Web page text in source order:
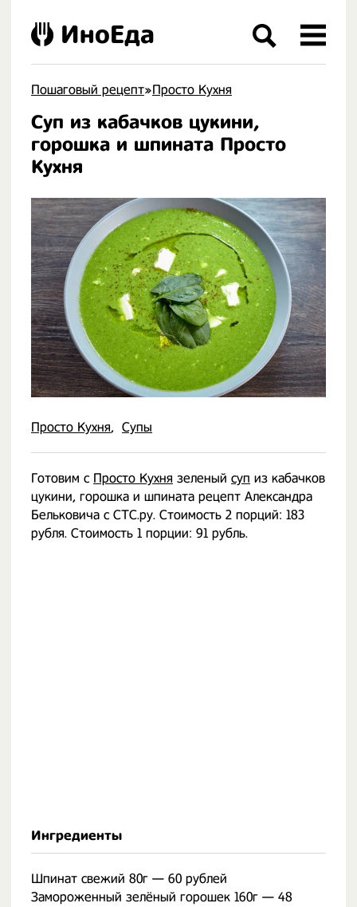
Пошаговый рецепт»Просто Кухня
Суп из кабачков цукини,
горошка и шпината Просто
Кухня
Просто Кухня Супы
Готовим с Просто Кухня зеленый суп из кабачков
цукини, горошка и шпината рецепт Александра
Бельковича с СТС.ру. Стоимость 2 порций: 183
рубля. Стоимость 1 порции: 91 рубль.
Ингредиенты
Шпинат свежий 80г — 60 рублей
Замороженный зелёный горошек 160г — 48
ИноЕда